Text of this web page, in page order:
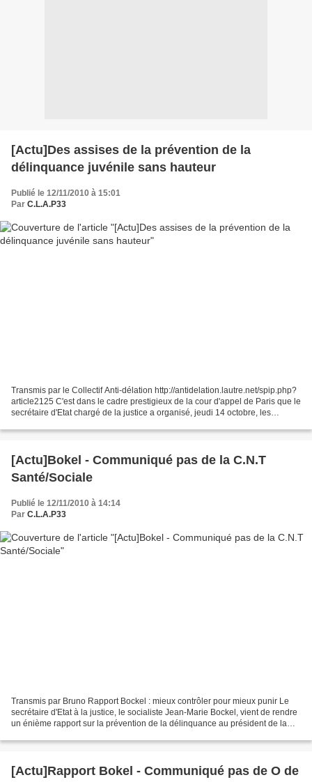
[Actu]Des assises de la prévention de la
délinquance juvénile sans hauteur
Publié le 12/11/2010 à 15:01
Par C.L.A.P33
Transmis par le Collectif Anti-délation http://antidelation.lautre.net/spip.php?
article2125 C'est dans le cadre prestigieux de la cour d'appel de Paris que le
secrétaire d'Etat chargé de la justice a organisé, jeudi 14 octobre, les
[Actu]Bokel - Communiqué pas de la C.N.T
Santé/Sociale
Publié le 12/11/2010 à 14:14
Par C.L.A.P33
Transmis par Bruno Rapport Bockel : mieux contrôler pour mieux punir Le
secrétaire d'Etat à la justice, le socialiste Jean-Marie Bockel, vient de rendre
un énième rapport sur la prévention de la délinquance au président de la
[Actu]Rapport Bokel - Communiqué pas de O de